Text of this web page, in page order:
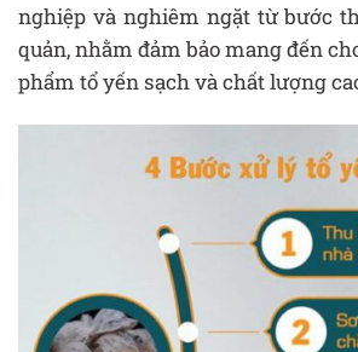
nghiệp và nghiêm ngặt từ bước
quản, nhằm đảm bảo mang đến
phẩm tổ yến sạch và chất lượng